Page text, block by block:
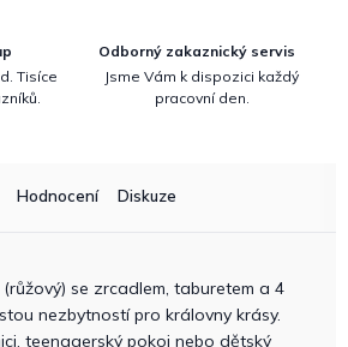
Tisíce
Odborný zakaznický servis
Jsme Vám k dispozici každý
pracovní den.
Hodnocení Diskuze
se zrcadlem, taburetem a 4
nezbytností pro královny krásy.
teenagerský pokoj nebo dětský